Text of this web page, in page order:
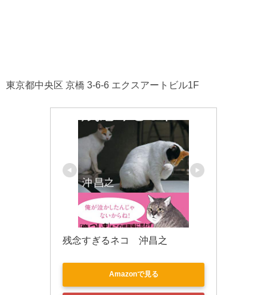
東京都中央区 京橋 3-6-6 エクスアートビル1F
残念すぎるネコ　沖昌之
Amazonで見る